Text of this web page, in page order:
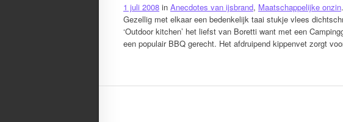
1 juli 2008 in Anecdotes van ijsbrand, Maatschappelijke onzin.
Gezellig met elkaar een bedenkelijk taai stukje vlees
‘Outdoor kitchen’ het liefst van Boretti want met een
een populair BBQ gerecht. Het afdruipend kippenvet zorgt